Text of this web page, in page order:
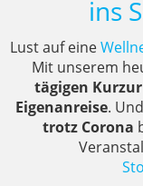
ins
Lust auf eine
Mit unserem
tägigen
Eigenanreise.
trotz Corona